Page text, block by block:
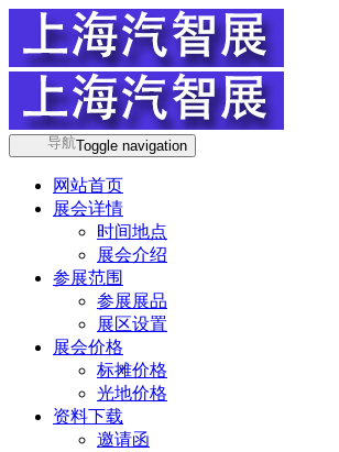
导航Toggle navigation
网站首页
展会详情
时间地点
展会介绍
参展范围
参展展品
展区设置
展会价格
标摊价格
光地价格
资料下载
邀请函